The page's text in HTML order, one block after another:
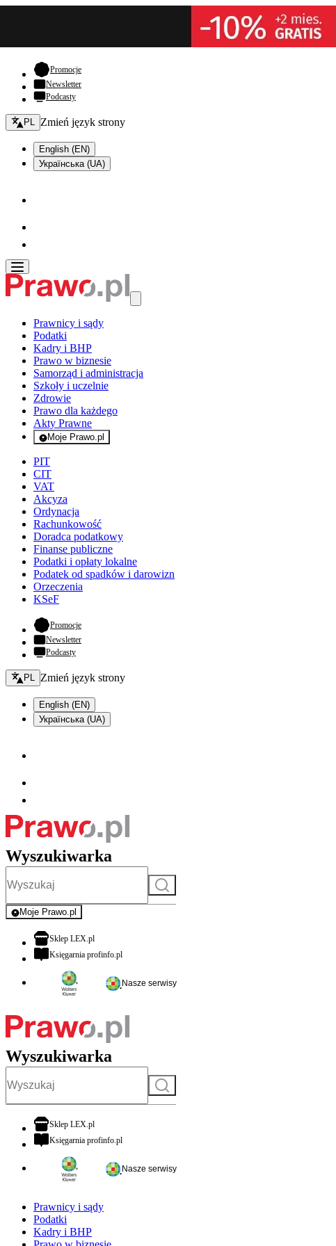
Promocje- otwiera się w nowej karcie
Newsletter
Podcasty
Zmień język - bieżący:
PL Zmień język strony
English (EN)
Українська (UA)
Prawnicy i sądy
Podatki
Kadry i BHP
Prawo w biznesie
Samorząd i administracja
Szkoły i uczelnie
Zdrowie
Prawo dla każdego
Akty Prawne
Moje Prawo.pl
- rejestracja i logowanie do serwisu
PIT
CIT
VAT
Akcyza
Ordynacja
Rachunkowość
Doradca podatkowy
Finanse publiczne
Podatki i opłaty lokalne
Podatek od spadków i darowizn
Orzeczenia
KSeF
Promocje- otwiera się w nowej karcie
Newsletter
Podcasty
Zmień język - bieżący:
PL Zmień język strony
English (EN)
Українська (UA)
Wyszukiwarka
Szukaj
Moje Prawo.pl
- rejestracja i logowanie do serwisu
Sklep LEX.plotwiera się w nowej karcie
Księgarnia profinfo.plotwiera się w nowej karcie
Nasze serwisy
Wyszukiwarka
Szukaj
Sklep LEX.plotwiera się w nowej karcie
Księgarnia profinfo.plotwiera się w nowej karcie
Nasze serwisy
Prawnicy i sądy
Podatki
Kadry i BHP